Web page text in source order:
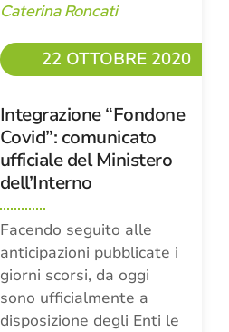
Caterina Roncati
22 OTTOBRE 2020
Integrazione “Fondone
Covid”: comunicato
ufficiale del Ministero
dell’Interno
Facendo seguito alle
anticipazioni pubblicate i
giorni scorsi, da oggi
sono ufficialmente a
disposizione degli Enti le